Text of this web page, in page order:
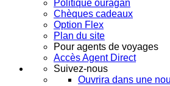
Politique ouragan
Chèques cadeaux
Option Flex
Plan du site
Pour agents de voyages
Accès Agent Direct
Suivez-nous
Ouvrira dans une